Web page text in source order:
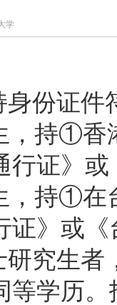
学
身份证
，持①
行证》
，持①
证》或
研究生
等学历